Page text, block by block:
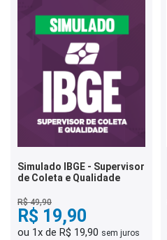
Simulado IBGE - Supervisor
de Coleta e Qualidade
R$ 49,90
R$ 19,90
ou 1x de R$ 19,90 sem juros